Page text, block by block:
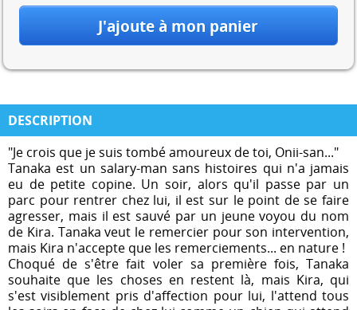
DESCRIPTION
"Je crois que je suis tombé amoureux de toi, Onii-san..."
Tanaka est un salary-man sans histoires qui n'a jamais
eu de petite copine. Un soir, alors qu'il passe par un
parc pour rentrer chez lui, il est sur le point de se faire
agresser, mais il est sauvé par un jeune voyou du nom
de Kira. Tanaka veut le remercier pour son intervention,
mais Kira n'accepte que les remerciements... en nature !
Choqué de s'être fait voler sa première fois, Tanaka
souhaite que les choses en restent là, mais Kira, qui
s'est visiblement pris d'affection pour lui, l'attend tous